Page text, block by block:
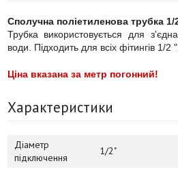
Сполучна поліетиленова трубка 1/
Трубка використовується для
води. Підходить для всіх фітингів 1/2 ".
Ціна вказана за метр погонний!
Характеристики
Діаметр
підключення
1/2"